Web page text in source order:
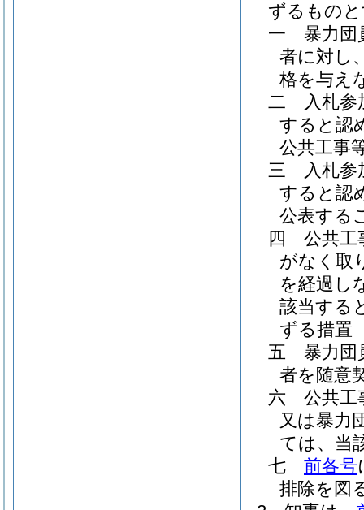
ずるもの
一
暴力団
者に対し
格を与え
二
入札
すると認
公共工事
三
入札
すると認
公表する
四
公共工
がなく取
を経過し
該当する
ずる措置
五
暴力団
者を随意
六
公共工
又は暴力
ては、当
七
前各号
排除を図